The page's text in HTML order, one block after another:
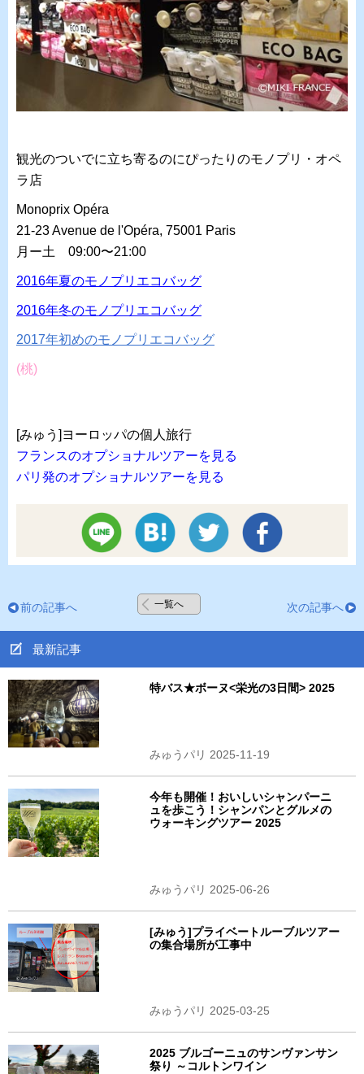
観光のついでに立ち寄るのにぴったりのモノプリ・オペ
ラ店
Monoprix Opéra
21-23 Avenue de l'Opéra, 75001 Paris
月ー土 09:00〜21:00
2016年夏のモノプリエコバッグ
2016年冬のモノプリエコバッグ
2017年初めのモノプリエコバッグ
(桃)
[みゅう]ヨーロッパの個人旅行
フランスのオプショナルツアーを見る
パリ発のオプショナルツアーを見る
前の記事へ 一覧へ 次の記事へ
最新記事
特バス★ボーヌ<栄光の3日間> 2025
みゅうパリ 2025-11-19
今年も開催！おいしいシャンパーニ
ュを歩こう！シャンパンとグルメの
ウォーキングツアー 2025
みゅうパリ 2025-06-26
[みゅう]プライベートルーブルツアー
の集合場所が工事中
みゅうパリ 2025-03-25
2025 ブルゴーニュのサンヴァンサン
祭り ～コルトンワイン